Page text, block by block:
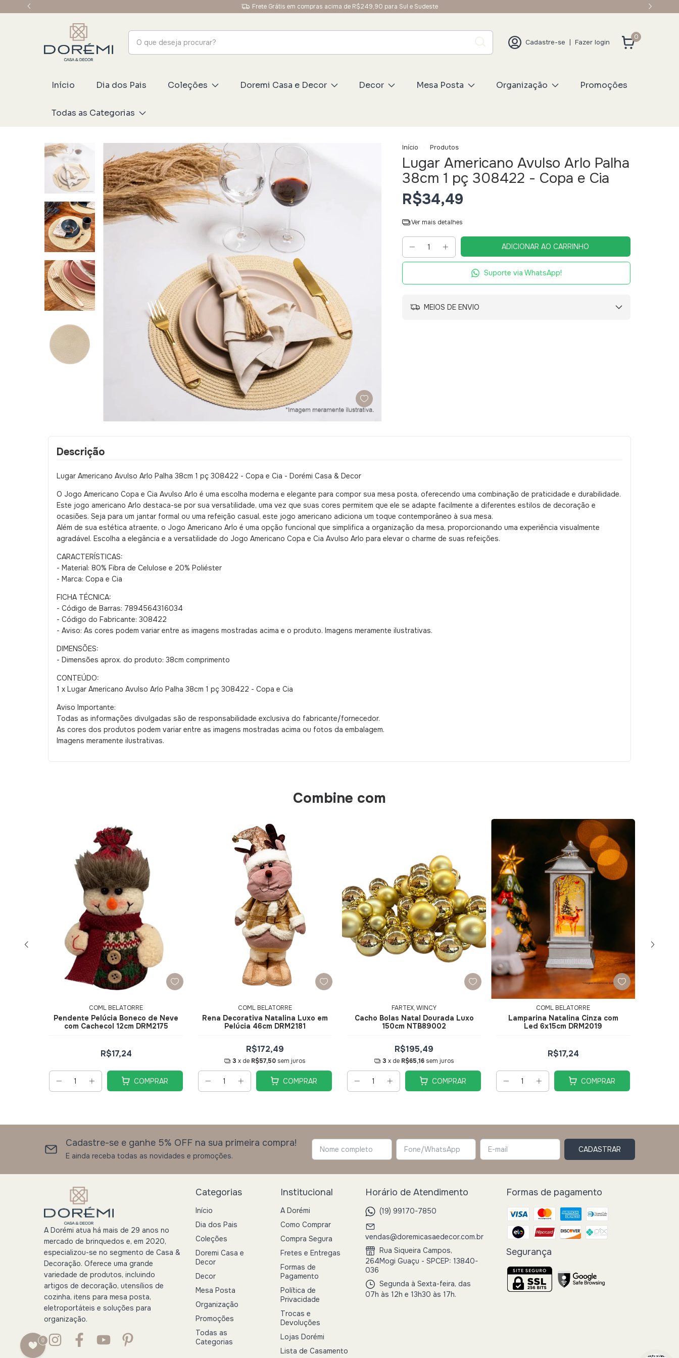
Ganhe 5% OFF na primeira compra usando o cupom: BEMVINDO
Cadastre-se | Fazer login
0
Início Dia dos Pais Coleções Doremi Casa e Decor Decor Mesa Posta Organização Promoções
Todas as Categorias
Início Produtos
Lugar Americano Avulso Arlo Palha
38cm 1 pç 308422 - Copa e Cia
R$34,49
Ver mais detalhes
Suporte via WhatsApp!
MEIOS DE ENVIO
Descrição
Lugar Americano Avulso Arlo Palha 38cm 1 pç 308422 - Copa e Cia - Dorémi Casa & Decor
O Jogo Americano Copa e Cia Avulso Arlo é uma escolha moderna e elegante para compor sua mesa posta, oferecendo uma combinação de praticidade e durabilidade.
Este jogo americano Arlo destaca-se por sua versatilidade, uma vez que suas cores permitem que ele se adapte facilmente a diferentes estilos de decoração e
ocasiões. Seja para um jantar formal ou uma refeição casual, este jogo americano adiciona um toque contemporâneo à sua mesa.
Além de sua estética atraente, o Jogo Americano Arlo é uma opção funcional que simplifica a organização da mesa, proporcionando uma experiência visualmente
agradável. Escolha a elegância e a versatilidade do Jogo Americano Copa e Cia Avulso Arlo para elevar o charme de suas refeições.
CARACTERÍSTICAS:
- Material: 80% Fibra de Celulose e 20% Poliéster
- Marca: Copa e Cia
FICHA TÉCNICA:
- Código de Barras: 7894564316034
- Código do Fabricante: 308422
- Aviso: As cores podem variar entre as imagens mostradas acima e o produto. Imagens meramente ilustrativas.
DIMENSÕES:
- Dimensões aprox. do produto: 38cm comprimento
CONTEÚDO:
1 x Lugar Americano Avulso Arlo Palha 38cm 1 pç 308422 - Copa e Cia
Aviso Importante:
Todas as informações divulgadas são de responsabilidade exclusiva do fabricante/fornecedor.
As cores dos produtos podem variar entre as imagens mostradas acima ou fotos da embalagem.
Imagens meramente ilustrativas.
Combine com
COML BELATORRE
Pendente Pelúcia Boneco de Neve
com Cachecol 12cm DRM2175
R$17,24
COMPRAR
COML BELATORRE
Rena Decorativa Natalina Luxo em
Pelúcia 46cm DRM2181
R$172,49
3 x de R$57,50 sem juros
COMPRAR
FARTEX, WINCY
Cacho Bolas Natal Dourada Luxo
150cm NTB89002
R$195,49
3 x de R$65,16 sem juros
COMPRAR
COML BELATORRE
Lamparina Natalina Cinza com
Led 6x15cm DRM2019
R$17,24
COMPRAR
Cadastre-se e ganhe 5% OFF na sua primeira compra!
E ainda receba todas as novidades e promoções.
A Dorémi atua há mais de 29 anos no
mercado de brinquedos e, em 2020,
especializou-se no segmento de Casa &
Decoração. Oferece uma grande
variedade de produtos, incluindo
artigos de decoração, utensílios de
cozinha, itens para mesa posta,
eletroportáteis e soluções para
organização.
Categorias
Início
Dia dos Pais
Coleções
Doremi Casa e
Decor
Decor
Mesa Posta
Organização
Promoções
Todas as
Categorias
Institucional
A Dorémi
Como Comprar
Compra Segura
Fretes e Entregas
Formas de
Pagamento
Política de
Privacidade
Trocas e
Devoluções
Lojas Dorémi
Lista de Casamento
Horário de Atendimento
(19) 99170-7850
vendas@doremicasaedecor.com.br
Rua Siqueira Campos,
264Mogi Guaçu - SPCEP: 13840-
036
Segunda à Sexta-feira, das
07h às 12h e 13h30 às 17h.
Formas de pagamento
Segurança
0